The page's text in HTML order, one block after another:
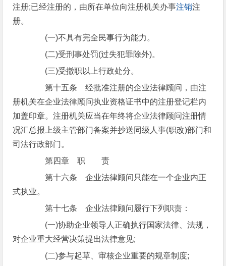
注册;已经注册的，由所在单位向注册机关办事注销注
册。
(一)不具有完全民事行为能力。
(二)受刑事处罚(过失犯罪除外)。
(三)受撤职以上行政处分。
第十五条 经批准注册的企业法律顾问，由注
册机关在企业法律顾问执业资格证书中的注册登记栏内
加盖印章。注册机关应当在年终将企业法律顾问注册情
况汇总报上级主管部门备案并抄送同级人事(职改)部门和
司法行政部门。
第四章 职 责
第十六条 企业法律顾问只能在一个企业内正
式执业。
第十七条 企业法律顾问履行下列职责：
(一)协助企业领导人正确执行国家法律、法规，
对企业重大经营决策提出法律意见;
(二)参与起草、审核企业重要的规章制度;